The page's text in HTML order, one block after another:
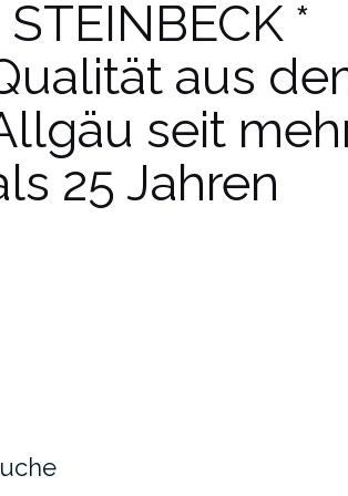
STEINBECK *
aus
seit
25 Jahren